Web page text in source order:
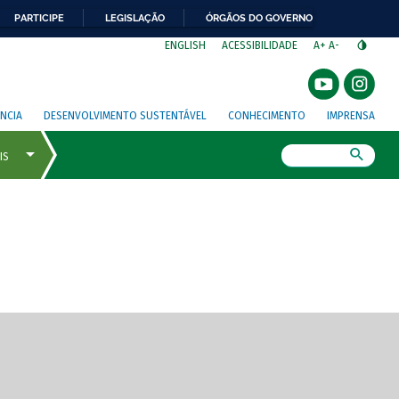
PARTICIPE LEGISLAÇÃO ÓRGÃOS DO GOVERNO
ENGLISH ACESSIBILIDADE A+ A-
DESENVOLVIMENTO SUSTENTÁVEL CONHECIMENTO IMPRENSA
de tela